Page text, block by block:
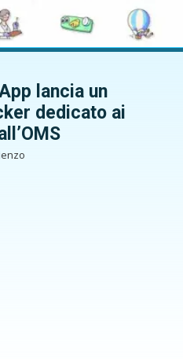
lancia un
dedicato ai